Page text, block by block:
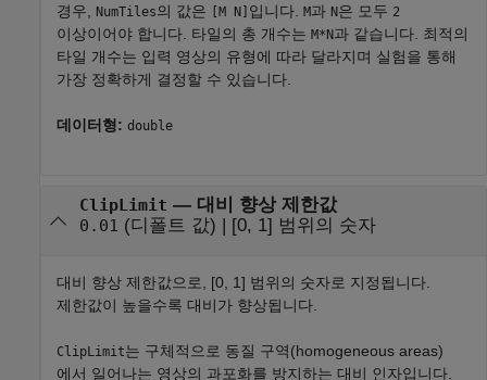
경우, NumTiles의 값은 [M N] 입니다. M과 N은 모두 2
이상이어야 합니다. 타일의 총 개수는 M*N과 같습니다. 최적의
타일 개수는 입력 영상의 유형에 따라 달라지며 실험을 통해
가장 정확하게 결정할 수 있습니다.
데이터형: double
ClipLimit — 대비 향상 제한값
0.01 (디폴트 값) | [0, 1] 범위의 숫자
대비 향상 제한값으로, [0, 1] 범위의 숫자로 지정됩니다.
제한값이 높을수록 대비가 향상됩니다.
ClipLimit는 구체적으로 동질 구역(homogeneous areas)
에서 일어나는 영상의 과포화를 방지하는 대비 인자입니다.